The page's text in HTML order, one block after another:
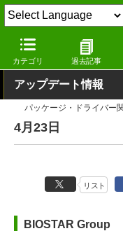
カテゴリ 過去記事
窓の杜 その他の話題
アップデート情報
パッケージ・ドライバー
4月23日
リスト
BIOSTAR Group